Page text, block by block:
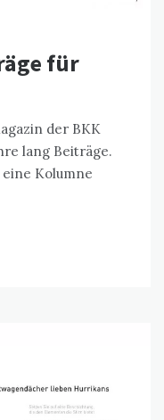
für
der BKK
lang Beiträge.
Kolumne